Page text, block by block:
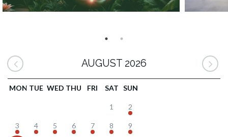
AUGUST 2026
MON TUE WED THU FRI SAT SUN
1 2
3 4 5 6 7 8 9